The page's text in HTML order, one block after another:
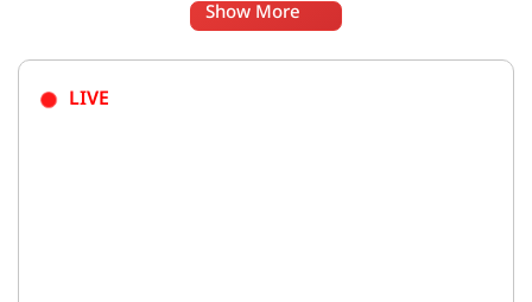
Show More
LIVE